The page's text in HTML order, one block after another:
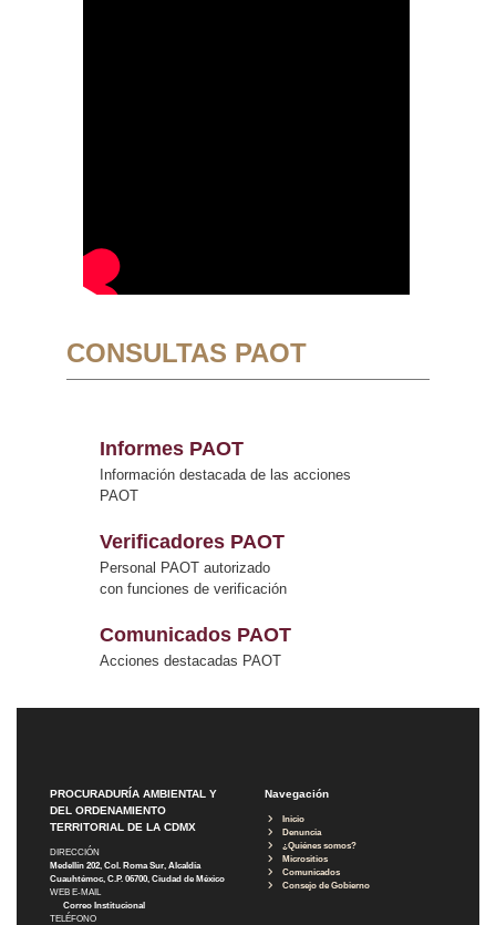
CONSULTAS PAOT
Informes PAOT
Información destacada de las acciones
PAOT
Verificadores PAOT
Personal PAOT autorizado
con funciones de verificación
Comunicados PAOT
Acciones destacadas PAOT
PROCURADURÍA AMBIENTAL Y
DEL ORDENAMIENTO
TERRITORIAL DE LA CDMX
DIRECCIÓN
Medellín 202, Col. Roma Sur, Alcaldía
Cuauhtémoc, C.P. 06700, Ciudad de México
WEB E-MAIL
Correo Institucional
TELÉFONO
Navegación
Inicio
Denuncia
¿Quiénes somos?
Micrositios
Comunicados
Consejo de Gobierno